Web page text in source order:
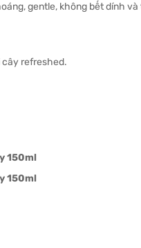
gentle, không bết dính
cây refreshed.
150ml
150ml